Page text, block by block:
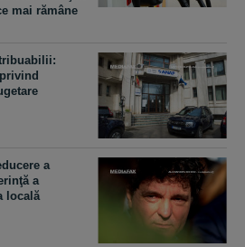
mai rămâne
a
a
locală